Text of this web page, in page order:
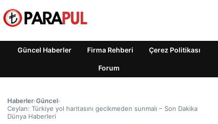
Güncel Haberler Firma Rehberi Çerez Politikası
Forum
Haberler›Güncel›
Ceylan: Türkiye yol haritasını gecikmeden sunmalı – Son Dakika
Dünya Haberleri